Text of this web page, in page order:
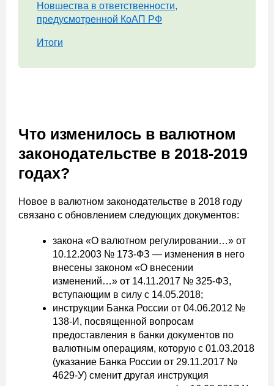
Новшества в ответственности,
предусмотренной КоАП РФ
Итоги
Что изменилось в валютном
законодательстве в 2018-2019
годах?
Новое в валютном законодательстве в 2018 году
связано с обновлением следующих документов:
закона «О валютном регулировании…» от
10.12.2003 № 173-ФЗ — изменения в него
внесены законом «О внесении
изменений…» от 14.11.2017 № 325-ФЗ,
вступающим в силу с 14.05.2018;
инструкции Банка России от 04.06.2012 №
138-И, посвященной вопросам
предоставления в банки документов по
валютным операциям, которую с 01.03.2018
(указание Банка России от 29.11.2017 №
4629-У) сменит другая инструкция